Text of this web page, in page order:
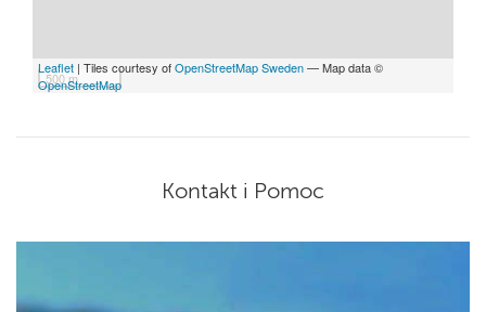
500 m
Leaflet | Tiles courtesy ofOpenStreetMap Sweden— Map data ©
OpenStreetMap
Kontakt i Pomoc